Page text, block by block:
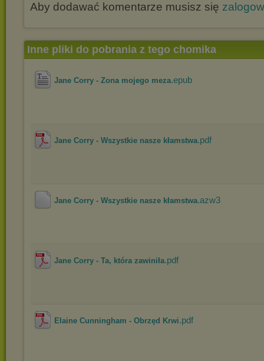
Aby dodawać komentarze musisz się
Inne pliki do pobrania z tego chomika
Jane Corry - Zona mojego meza.epub
Jane Corry - Wszystkie nasze kłamstwa.pdf
Jane Corry - Wszystkie nasze kłamstwa.azw3
Jane Corry - Ta, która zawiniła.pdf
Elaine Cunningham - Obrzęd Krwi.pdf